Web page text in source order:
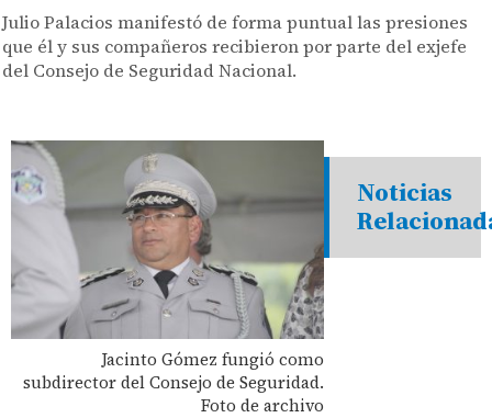
Julio Palacios manifestó de forma puntual las presiones
que él y sus compañeros recibieron por parte del exjefe
del Consejo de Seguridad Nacional.
Jacinto Gómez fungió como
subdirector del Consejo de Seguridad.
Foto de archivo
Noticias